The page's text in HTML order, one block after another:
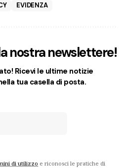
EVIDENZA
nostra newslettere!
Ricevi le ultime notizie
tua casella di posta.
di utilizzo e riconosci le pratiche di